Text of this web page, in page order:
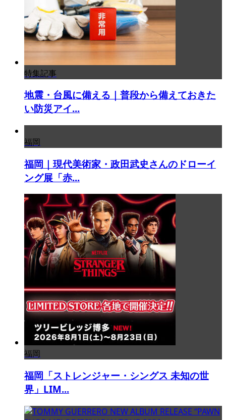
特集記事
地震・台風に備える｜普段から備えておきた
い防災アイ...
福岡
福岡｜現代美術家・政田武史さんのドローイ
ング展「赤...
福岡
福岡「ストレンジャー・シングス 未知の世
界」LIM...